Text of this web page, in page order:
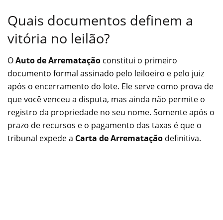
Quais documentos definem a
vitória no leilão?
OAuto de Arrematação constitui o primeiro
documento formal assinado pelo leiloeiro e pelo juiz
após o encerramento do lote. Ele serve como prova de
que você venceu a disputa, mas ainda não permite o
registro da propriedade no seu nome. Somente após o
prazo de recursos e o pagamento das taxas é que o
tribunal expede a Carta de Arrematação definitiva.